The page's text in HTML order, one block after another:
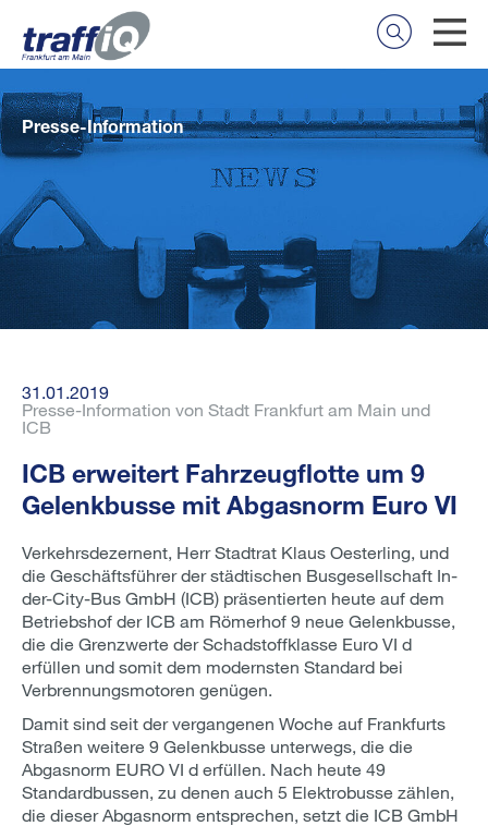
Presse-Information
31.01.2019
Presse-Information von Stadt Frankfurt am Main und
ICB
ICB erweitert Fahrzeugflotte um 9
Gelenkbusse mit Abgasnorm Euro VI
Verkehrsdezernent, Herr Stadtrat Klaus Oesterling, und
die Geschäftsführer der städtischen Busgesellschaft In-
der-City-Bus GmbH (ICB) präsentierten heute auf dem
Betriebshof der ICB am Römerhof 9 neue Gelenkbusse,
die die Grenzwerte der Schadstoffklasse Euro VI d
erfüllen und somit dem modernsten Standard bei
Verbrennungsmotoren genügen.
Damit sind seit der vergangenen Woche auf Frankfurts
Straßen weitere 9 Gelenkbusse unterwegs, die die
Abgasnorm EURO VI d erfüllen. Nach heute 49
Standardbussen, zu denen auch 5 Elektrobusse zählen,
die dieser Abgasnorm entsprechen, setzt die ICB GmbH